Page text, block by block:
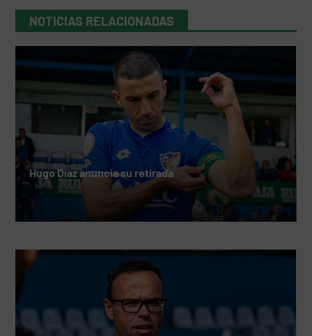
NOTICIAS RELACIONADAS
Hugo Díaz anuncia su retirada